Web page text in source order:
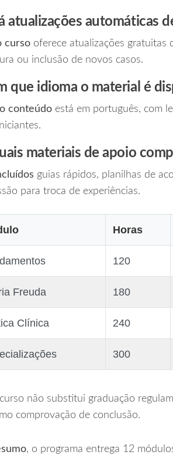
atualizações automáticas
curso oferece atualizações gratuitas
ou inclusão de novos casos.
que idioma o material é
conteúdo está em português, com
materiais de apoio
guias rápidos, planilhas de
para troca de experiências.
Horas
120
Freuda 180
Clínica 240
300
não substitui graduação
comprovação de conclusão.
, o programa entrega 12